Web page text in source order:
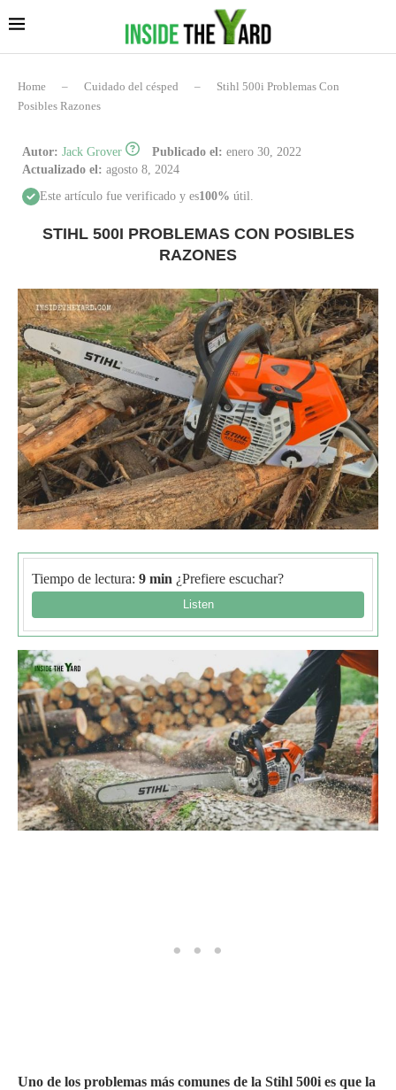
Home – Cuidado del césped –
Stihl 500i Problemas Con
Posibles Razones
Autor: Jack Grover Publicado el: enero 30, 2022
Actualizado el: agosto 8, 2024
Este artículo fue verificado y es100% útil.
STIHL 500I PROBLEMAS CON POSIBLES
RAZONES
Tiempo de lectura: 9 min ¿Prefiere escuchar?
Uno de los problemas más comunes de la Stihl 500i es que la